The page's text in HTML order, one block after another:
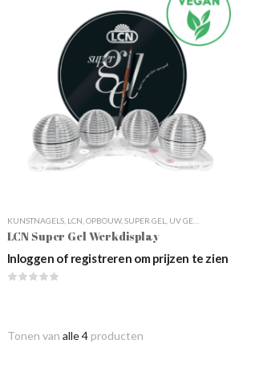
KUNSTNAGELS, LCN OPBOUW, SUPER GEL UV GELS PREMIUM
LCN Super Gel Werkdisplay
Inloggen of registreren om prijzen te zien
Tonen van alle 4producten